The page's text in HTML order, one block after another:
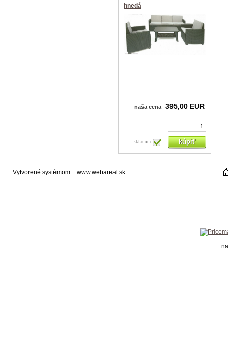
hnedá
naša cena 395,00 EUR
skladom
Vytvorené systémom www.webareal.sk